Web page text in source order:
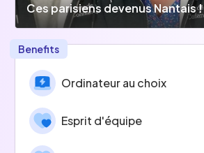
Ces parisiens devenus Nantais !
Benefits
Ordinateur au choix
Esprit d'équipe